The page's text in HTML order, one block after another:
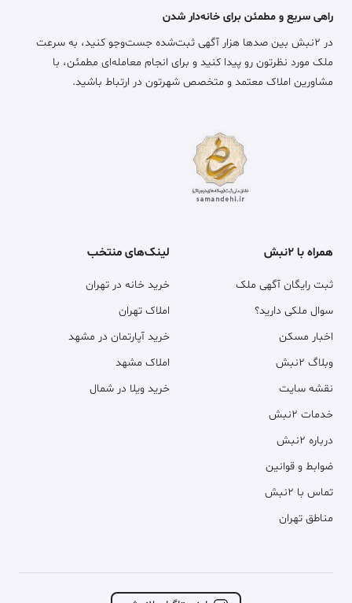
راهی سریع و مطمئن برای خانه‌دار شدن
در ۲نبش بین صدها هزار آگهی ثبت‌شده جست‌وجو کنید، به سرعت
ملک مورد نظرتون رو پیدا کنید و برای انجام معامله‌ای مطمئن، با
مشاورین املاک معتمد و متخصص شهرتون در ارتباط باشید.
همراه با ۲نبش
ثبت رایگان آگهی ملک
سوال ملکی دارید؟
اخبار مسکن
وبلاگ ۲نبش
نقشه سایت
خدمات ۲نبش
درباره ۲نبش
ضوابط و قوانین
تماس با ۲نبش
مناطق تهران
لینک‌های منتخب
خرید خانه در تهران
املاک تهران
خرید آپارتمان در مشهد
املاک مشهد
خرید ویلا در شمال